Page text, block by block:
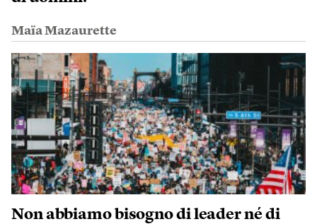
Maïa Mazaurette
Non abbiamo bisogno di leader né di